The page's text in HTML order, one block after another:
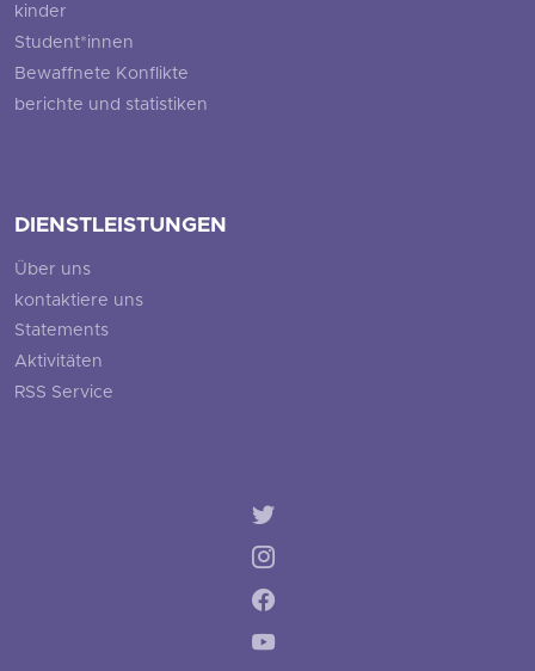
kinder
Student*innen
Bewaffnete Konflikte
berichte und statistiken
DIENSTLEISTUNGEN
Über uns
kontaktiere uns
Statements
Aktivitäten
RSS Service